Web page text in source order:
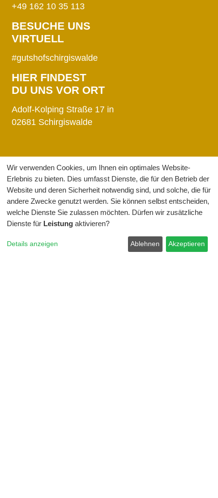
+49 162 10 35 113
BESUCHE UNS
VIRTUELL
#gutshofschirgiswalde
HIER FINDEST
DU UNS VOR ORT
Adolf-Kolping Straße 17 in
02681 Schirgiswalde
GUTSHOF
Innenbereich
Aussenbereich
Partner
VERPFLEGUNG
Selberkochen
ERLEBEN
Wir verwenden Cookies, um Ihnen ein optimales Website-
Erlebnis zu bieten. Dies umfasst Dienste, die für den Betrieb der
Website und deren Sicherheit notwendig sind, und solche, die für
andere Zwecke genutzt werden. Sie können selbst entscheiden,
welche Dienste Sie zulassen möchten. Dürfen wir zusätzliche
Dienste für Leistung aktivieren?
Details anzeigen Ablehnen Akzeptieren